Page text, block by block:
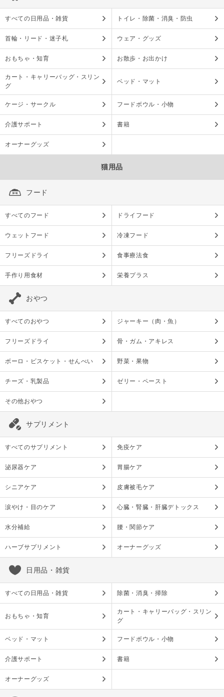
すべての日用品・雑貨 トイレ・除菌・消臭・防虫
首輪・リード・迷子札 ウェア・グッズ
おもちゃ・知育 お散歩・お出かけ
カート・キャリーバッグ・スリン
グ
ベッド・マット
ケージ・サークル フードボウル・小物
介護サポート 書籍
オーナーグッズ
猫用品
フード
すべてのフード ドライフード
ウェットフード 冷凍フード
フリーズドライ 食事療法食
手作り用食材 栄養プラス
おやつ
すべてのおやつ ジャーキー（肉・魚）
フリーズドライ 骨・ガム・アキレス
ボーロ・ビスケット・せんべい 野菜・果物
チーズ・乳製品 ゼリー・ペースト
その他おやつ
サプリメント
すべてのサプリメント 免疫ケア
泌尿器ケア 胃腸ケア
シニアケア 皮膚被毛ケア
涙やけ・目のケア 心臓・腎臓・肝臓デトックス
水分補給 腰・関節ケア
ハーブサプリメント オーナーグッズ
日用品・雑貨
すべての日用品・雑貨 除菌・消臭・掃除
おもちゃ・知育
カート・キャリーバッグ・スリン
グ
ベッド・マット フードボウル・小物
介護サポート 書籍
オーナーグッズ